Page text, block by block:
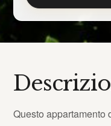
Questo appartamento